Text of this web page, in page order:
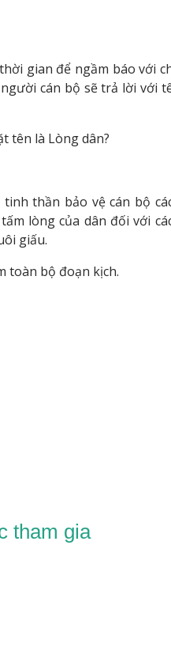
gian để ngầm báo với
cán bộ sẽ trả lời với
tên là Lòng dân?
thần bảo vệ cán bộ
lòng của dân đối với
giấu.
toàn bộ đoạn kịch.
tham gia